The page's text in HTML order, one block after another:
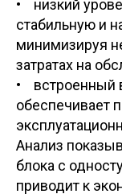
• низкий
стабильную и
минимизируя
затратах на
• встроенный
обеспечивает
Анализ
блока с
приводит к